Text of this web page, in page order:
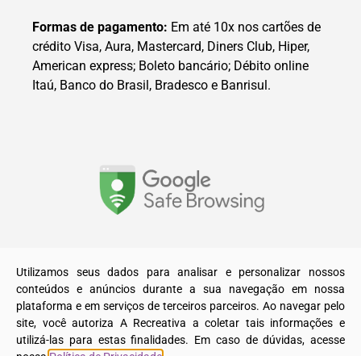
Formas de pagamento: Em até 10x nos cartões de
crédito Visa, Aura, Mastercard, Diners Club, Hiper,
American express; Boleto bancário; Débito online
Itaú, Banco do Brasil, Bradesco e Banrisul.
© 2025. Todos os direitos reservados a A Recreativa LTDA.
Utilizamos seus dados para analisar e personalizar nossos
conteúdos e anúncios durante a sua navegação em nossa
plataforma e em serviços de terceiros parceiros. Ao navegar pelo
site, você autoriza A Recreativa a coletar tais informações e
utilizá-las para estas finalidades. Em caso de dúvidas, acesse